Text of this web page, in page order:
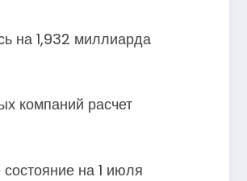
на 1,932 миллиарда
компаний расчет
на 1 июля